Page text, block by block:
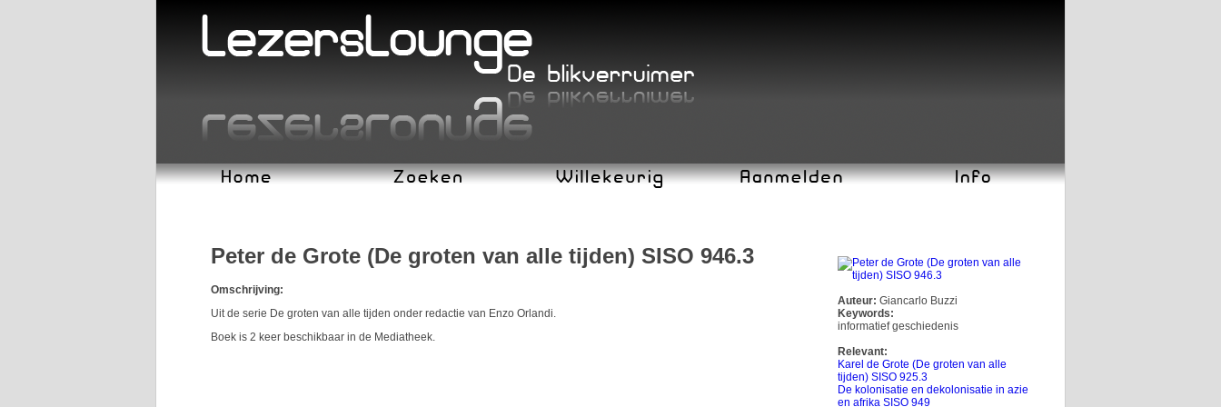
Peter de Grote (De groten van alle tijden) SISO 946.3
Omschrijving:
Uit de serie De groten van alle tijden onder redactie van Enzo Orlandi.
Boek is 2 keer beschikbaar in de Mediatheek.
Auteur: Giancarlo Buzzi
Keywords:
informatief geschiedenis
Relevant:
Karel de Grote (De groten van alle
tijden) SISO 925.3
De kolonisatie en dekolonisatie in azie
en afrika SISO 949